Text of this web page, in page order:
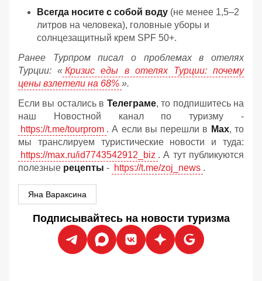
Всегда носите с собой воду (не менее 1,5–2
литров на человека), головные уборы и
солнцезащитный крем SPF 50+.
Ранее Турпром писал о проблемах в отелях
Турции: « Кризис еды в отелях Турции: почему
цены взлетели на 68% ».
Если вы остались в Телеграме, то подпишитесь на
наш Новостной канал по туризму -
https://t.me/tourprom . А если вы перешли в Мах, то
мы транслируем туристические новости и туда:
https://max.ru/id7743542912_biz . А тут публикуются
полезные рецепты - https://t.me/zoj_news .
Яна Вараксина
Подписывайтесь на новости туризма